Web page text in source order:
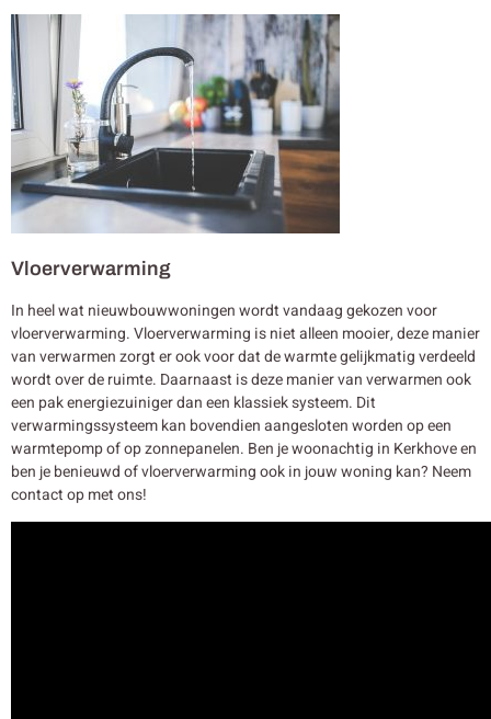
Vloerverwarming
In heel wat nieuwbouwwoningen wordt vandaag gekozen voor
vloerverwarming. Vloerverwarming is niet alleen mooier, deze manier
van verwarmen zorgt er ook voor dat de warmte gelijkmatig verdeeld
wordt over de ruimte. Daarnaast is deze manier van verwarmen ook
een pak energiezuiniger dan een klassiek systeem. Dit
verwarmingssysteem kan bovendien aangesloten worden op een
warmtepomp of op zonnepanelen. Ben je woonachtig in Kerkhove en
ben je benieuwd of vloerverwarming ook in jouw woning kan? Neem
contact op met ons!